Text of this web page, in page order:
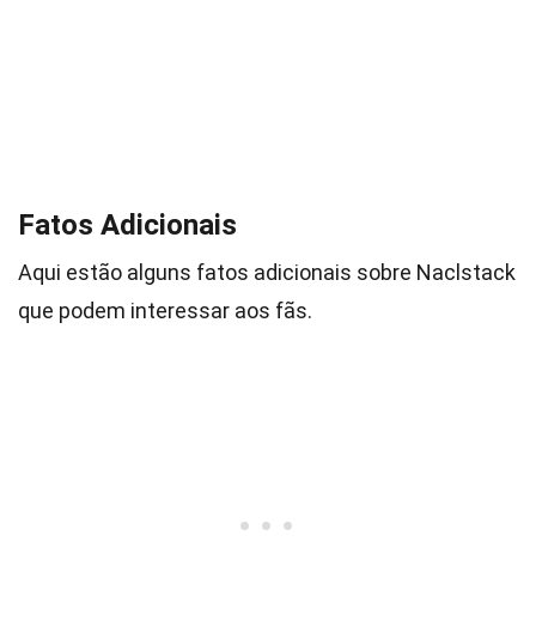
Fatos Adicionais
Aqui estão alguns fatos adicionais sobre Naclstack
que podem interessar aos fãs.